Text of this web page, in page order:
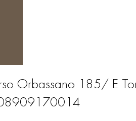
Orbassano 185/ E
08909170014